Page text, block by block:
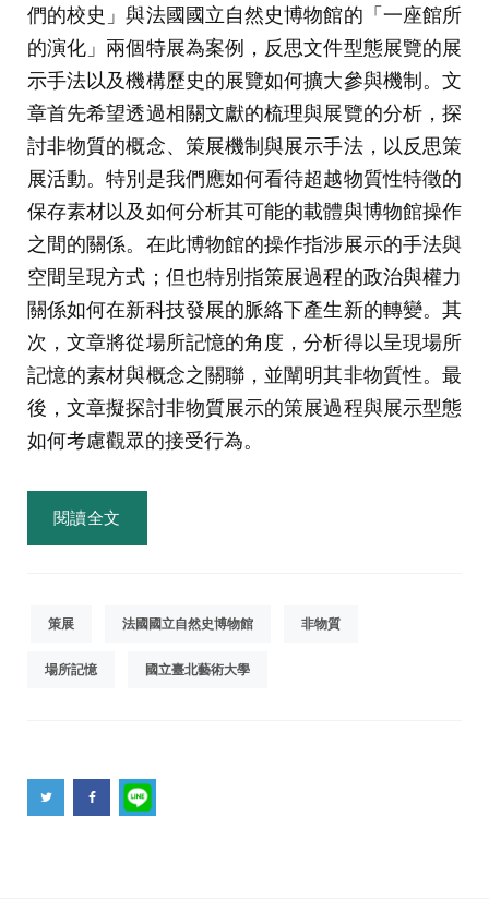
們的校史」與法國國立自然史博物館的「一座館所
的演化」兩個特展為案例，反思文件型態展覽的展
示手法以及機構歷史的展覽如何擴大參與機制。文
章首先希望透過相關文獻的梳理與展覽的分析，探
討非物質的概念、策展機制與展示手法，以反思策
展活動。特別是我們應如何看待超越物質性特徵的
保存素材以及如何分析其可能的載體與博物館操作
之間的關係。在此博物館的操作指涉展示的手法與
空間呈現方式；但也特別指策展過程的政治與權力
關係如何在新科技發展的脈絡下產生新的轉變。其
次，文章將從場所記憶的角度，分析得以呈現場所
記憶的素材與概念之關聯，並闡明其非物質性。最
後，文章擬探討非物質展示的策展過程與展示型態
如何考慮觀眾的接受行為。
閱讀全文
策展 法國國立自然史博物館 非物質
場所記憶 國立臺北藝術大學